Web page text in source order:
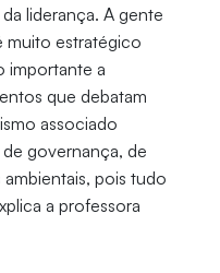
liderança. A gente
muito estratégico
importante a
que debatam
associado
governança, de
pois tudo
a professora